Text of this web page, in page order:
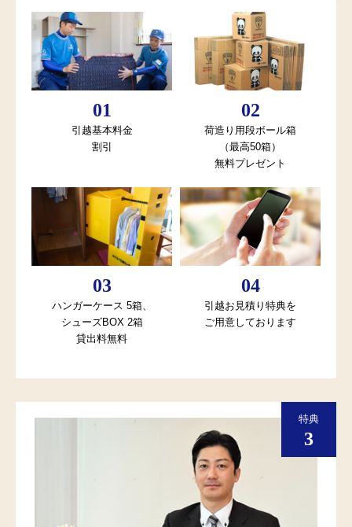
引越基本料金
割引
荷造り用段ボール箱
（最高50箱）
無料プレゼント
ハンガーケース 5箱、
シューズBOX 2箱
貸出料無料
引越お見積り特典を
ご用意しております